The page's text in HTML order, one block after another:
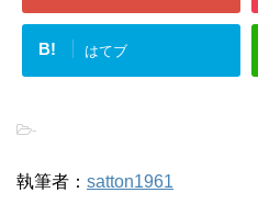
B! はてブ
-
執筆者： satton1961